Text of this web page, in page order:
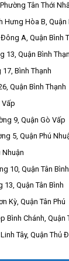
Tân Thới
Hưng Hòa B, Quận
A, Quận Bình
13, Quận Bình
17, Bình Thạnh
Quận Bình Thạnh
Vấp
9, Quận Gò Vấp
5, Quận Phú
Nhuận
10, Quận Tân Bình
13, Quận Tân Bình
Kỳ, Quận Tân Phú
Bình Chánh, Quận
Tây, Quận Thủ